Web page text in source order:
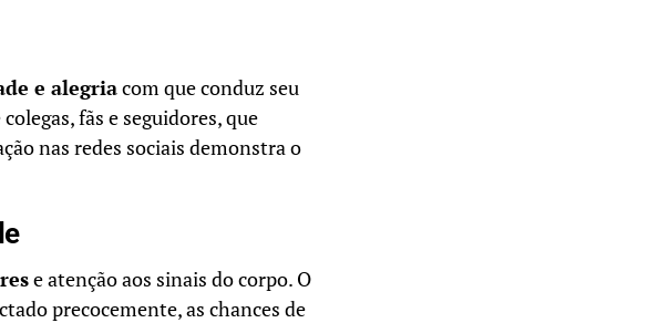
e alegriacom que conduz seu
colegas, fãs e seguidores, que
nas redes sociais demonstra o
e atenção aos sinais do corpo. O
precocemente, as chances de